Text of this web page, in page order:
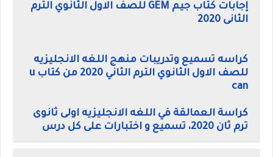
إجابات كتاب جيم GEM للصف الاول الثانوي الترم
الثانى 2020
كراسه تسميع وتدريبات منهج اللغه الانجليزيه
للصف الاول الثانوي الترم الثاني 2020 من كتاب u
can
كراسة العمالقة في اللغه الانجليزيه اولى ثانوى
ترم ثان 2020، تسميع و اختبارات على كل درس